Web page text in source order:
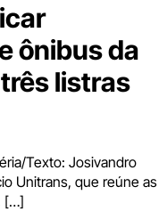
ônibus da
listras
Texto: Josivandro
Unitrans, que reúne as
[…]